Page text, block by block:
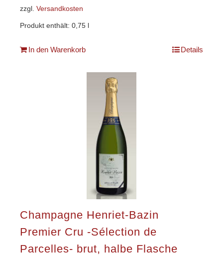
zzgl. Versandkosten
Produkt enthält: 0,75
In den Warenkorb Details
Champagne Henriet-Bazin
Premier Cru -Sélection de
Parcelles- brut, halbe Flasche